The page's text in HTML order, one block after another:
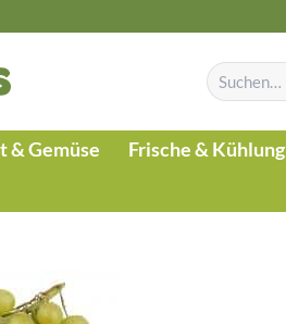
Suchen
nach:
& Gemüse Frische & Kühlung